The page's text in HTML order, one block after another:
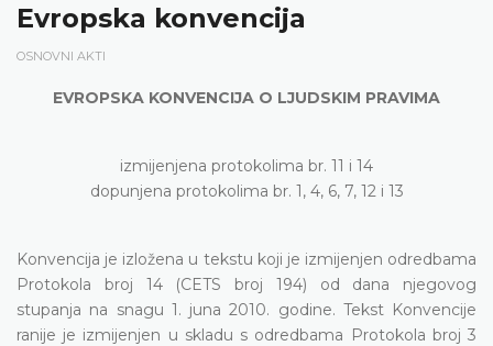
Evropska konvencija
OSNOVNI AKTI
EVROPSKA KONVENCIJA O LJUDSKIM PRAVIMA
izmijenjena protokolima br. 11 i 14
dopunjena protokolima br. 1, 4, 6, 7, 12 i 13
Konvencija je izložena u tekstu koji je izmijenjen odredbama
Protokola broj 14 (CETS broj 194) od dana njegovog
stupanja na snagu 1. juna 2010. godine. Tekst Konvencije
ranije je izmijenjen u skladu s odredbama Protokola broj 3